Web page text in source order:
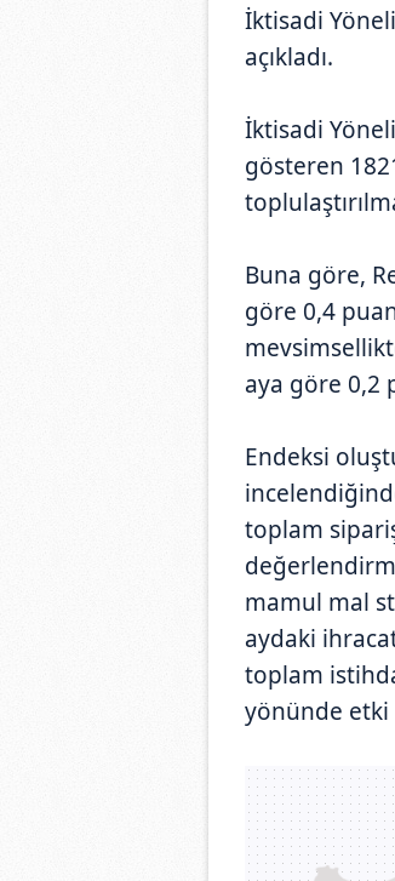
İktisadi
açıkladı.
İktisadi
gösteren
Buna göre,
göre 0,4
aya göre 0,2
Endeksi
toplam
mamul mal
aydaki
toplam
yönünde etki